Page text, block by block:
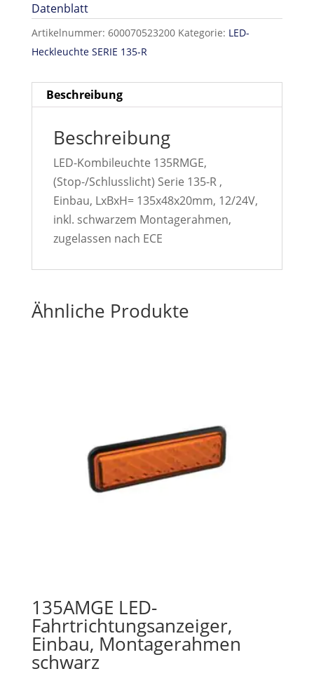
Datenblatt
Artikelnummer: 600070523200 Kategorie: LED-
Heckleuchte SERIE 135-R
Beschreibung
Beschreibung
LED-Kombileuchte 135RMGE,
(Stop-/Schlusslicht) Serie 135-R ,
Einbau, LxBxH= 135x48x20mm, 12/24V,
inkl. schwarzem Montagerahmen,
zugelassen nach ECE
Ähnliche Produkte
135AMGE LED-
Fahrtrichtungsanzeiger,
Einbau, Montagerahmen
schwarz